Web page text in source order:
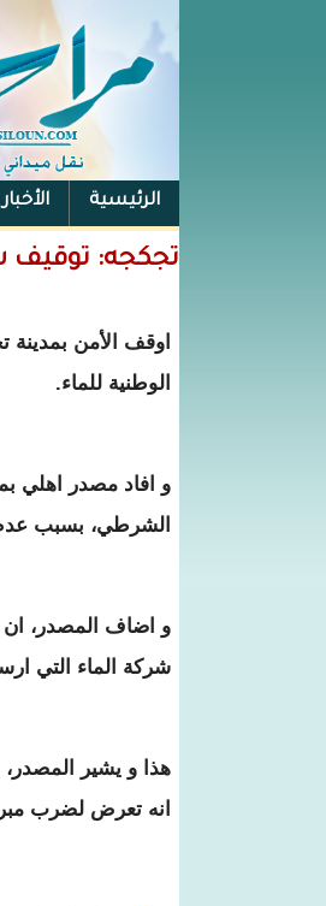
الرئيسية الأخبار
الفيس بوك
تجكجه: توقيف
اوقف الأمن
الوطنية للماء.
و افاد مصدر اهلي
الشرطي، بسبب عدم دفع
و اضاف المصدر،
شركة الماء التي
هذا و يشير المصدر،
انه تعرض لضرب